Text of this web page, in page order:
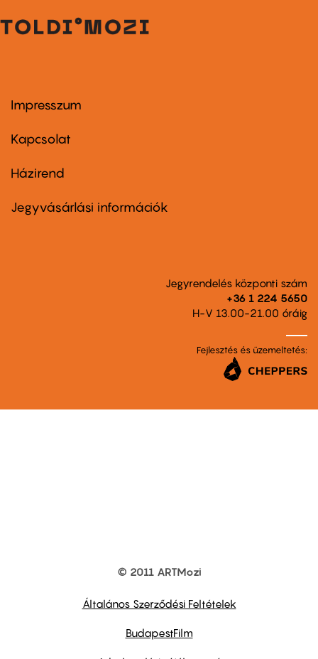
Footer
first
Impresszum
Kapcsolat
Footer
second
Házirend
Jegyvásárlási információk
Jegyrendelés központi szám
+36 1 224 5650
H-V 13.00-21.00 óráig
Fejlesztés és üzemeltetés:
© 2011 ARTMozi
Általános Szerződési Feltételek
BudapestFilm